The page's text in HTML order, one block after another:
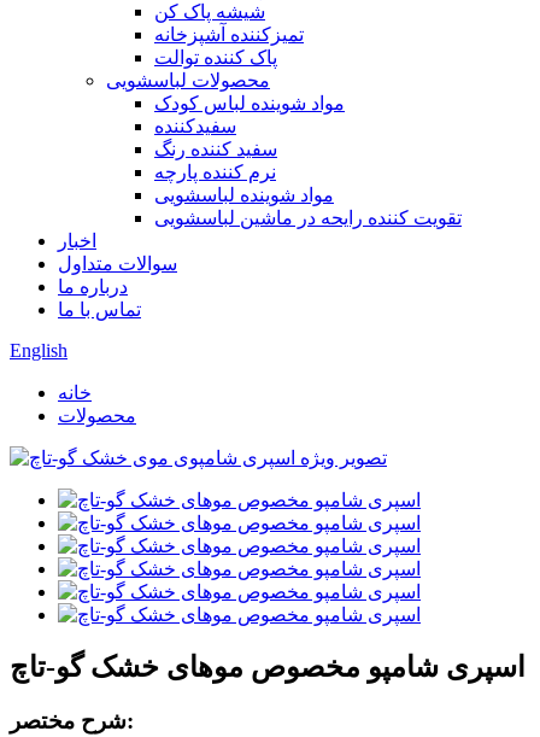
شیشه پاک کن
تمیزکننده آشپزخانه
پاک کننده توالت
محصولات لباسشویی
مواد شوینده لباس کودک
سفیدکننده
سفید کننده رنگ
نرم کننده پارچه
مواد شوینده لباسشویی
تقویت کننده رایحه در ماشین لباسشویی
اخبار
سوالات متداول
درباره ما
تماس با ما
English
خانه
محصولات
اسپری شامپو مخصوص موهای خشک گو-تاچ
شرح مختصر: